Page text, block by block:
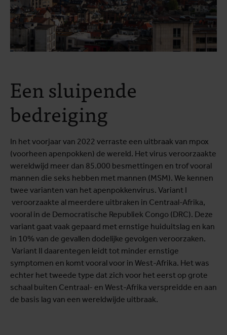
Een sluipende
bedreiging
In het voorjaar van 2022 verraste een uitbraak van mpox
(voorheen apenpokken) de wereld. Het virus veroorzaakte
wereldwijd meer dan 85.000 besmettingen en trof vooral
mannen die seks hebben met mannen (MSM). We kennen
twee varianten van het apenpokkenvirus. Variant I
veroorzaakte al meerdere uitbraken in Centraal-Afrika,
vooral in de Democratische Republiek Congo (DRC). Deze
variant gaat vaak gepaard met ernstige huiduitslag en kan
in 10% van de gevallen dodelijke gevolgen veroorzaken.
Variant II daarentegen leidt tot minder ernstige
symptomen en komt vooral voor in West-Afrika. Het was
echter het tweede type dat zich voor het eerst op grote
schaal buiten Centraal- en West-Afrika verspreidde en aan
de basis lag van een wereldwijde uitbraak.